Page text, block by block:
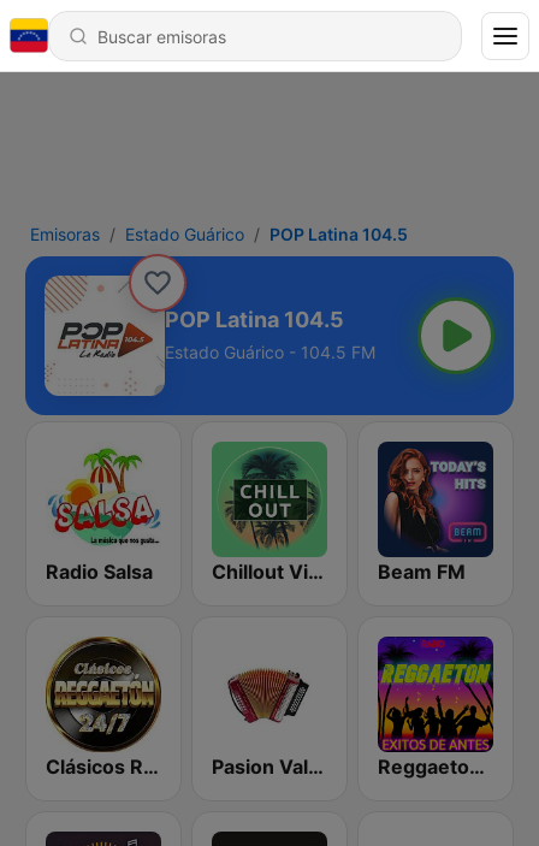
Emisoras Estado Guárico POP Latina 104.5
POP Latina 104.5
Estado Guárico - 104.5 FM
Radio Salsa Chillout Vibes Beam FM
Clásicos Reggaeton 24/7 Pasion Vallenatos Viejitos Reggaeton Exitos de Antes Radio